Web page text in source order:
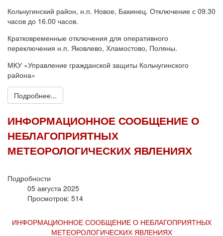
Кольчугинский район, н.п. Новое, Бакинец. Отключение с 09.30
часов до 16.00 часов.
Кратковременные отключения для оперативного
переключения н.п. Яковлево, Хламостово, Поляны.
МКУ «Управление гражданской защиты Кольчугинского
района»
Подробнее...
ИНФОРМАЦИОННОЕ СООБЩЕНИЕ О
НЕБЛАГОПРИЯТНЫХ
МЕТЕОРОЛОГИЧЕСКИХ ЯВЛЕНИЯХ
Подробности
05 августа 2025
Просмотров: 514
ИНФОРМАЦИОННОЕ СООБЩЕНИЕ О НЕБЛАГОПРИЯТНЫХ
МЕТЕОРОЛОГИЧЕСКИХ ЯВЛЕНИЯХ